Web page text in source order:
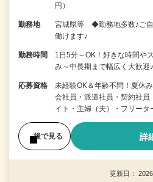
円）
勤務地
宮城県等 ◆勤務地多数♪ご自
働けます♪
勤務時間
1日5分～OK！好きな時間や
み～中長期まで幅広く大歓迎
応募資格
未経験OK＆年齢不問！夏休
会社員・派遣社員・契約社
イト・主婦（夫）・フリータ
後で見る 詳
更新日：